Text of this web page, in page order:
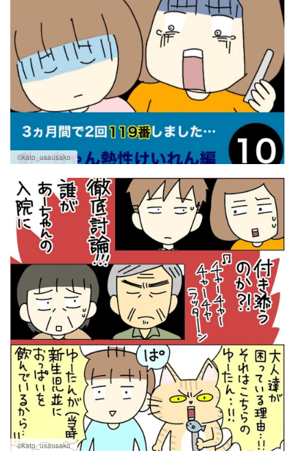
©kato_usausako
©kato_usausako